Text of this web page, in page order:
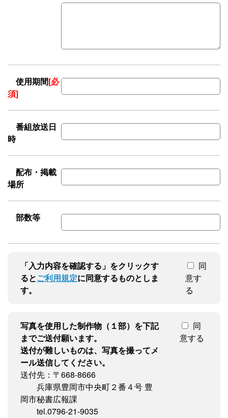
使用期間[必
須]
番組放送日
時
配布・掲載
場所
部数等
「入力内容を確認する」をクリックす
るとご利用規定に同意するものとしま
す。
同
意す
る
写真を使用した制作物（１部）を下記
までご送付願います。
送付が難しいものは、写真を撮ってメ
ール送信してください。
送付先：〒668-8666
兵庫県豊岡市中央町２番４号 豊
岡市秘書広報課
tel.0796-21-9035
同
意する